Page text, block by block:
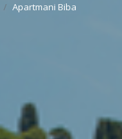
Apartmani Biba